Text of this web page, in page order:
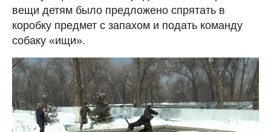
вещи детям было предложено спрятать в
коробку предмет с запахом и подать команду
собаку «ищи».